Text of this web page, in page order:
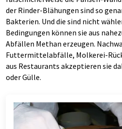
der Rinder-Blähungen sind so
Bakterien. Und die sind nicht
Bedingungen können sie aus
Abfällen Methan erzeugen.
Futtermittelabfälle, Molkerei-
aus Restaurants akzeptieren sie
oder Gülle.